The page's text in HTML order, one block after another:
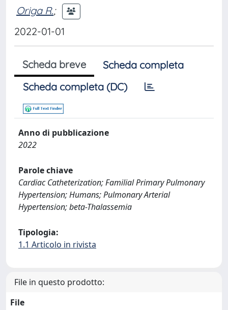
Origa R.;
2022-01-01
Scheda breve
Scheda completa
Scheda completa (DC)
Anno di pubblicazione
2022
Parole chiave
Cardiac Catheterization; Familial Primary Pulmonary
Hypertension; Humans; Pulmonary Arterial
Hypertension; beta-Thalassemia
Tipologia:
1.1 Articolo in rivista
File in questo prodotto:
File